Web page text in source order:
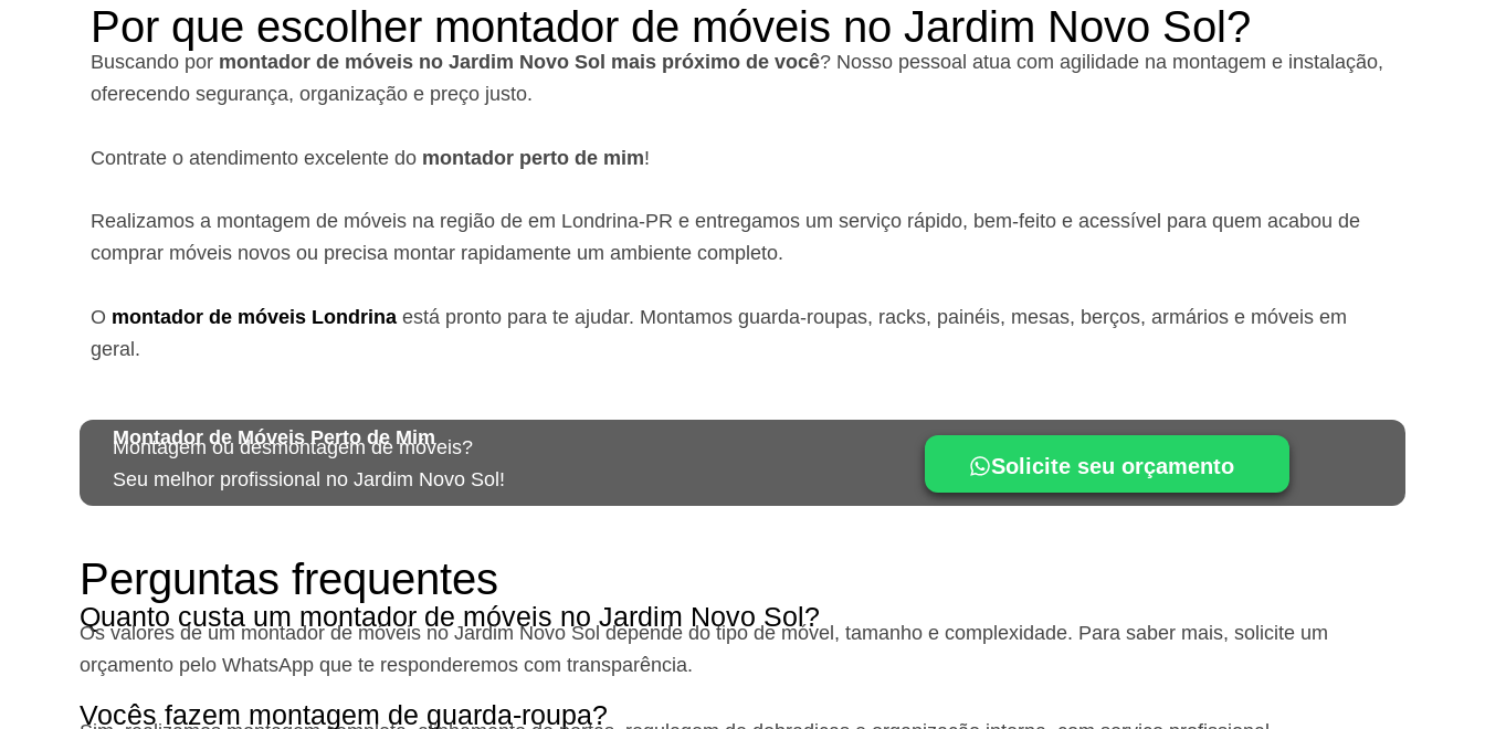
Por que escolher montador de móveis no Jardim Novo Sol?
Buscando por montador de móveis no Jardim Novo Sol mais próximo de você? Nosso pessoal atua com agilidade na montagem e instalação,
oferecendo segurança, organização e preço justo.
Contrate o atendimento excelente do montador perto de mim!
Realizamos a montagem de móveis na região de em Londrina-PR e entregamos um serviço rápido, bem-feito e acessível para quem acabou de
comprar móveis novos ou precisa montar rapidamente um ambiente completo.
O montador de móveis Londrina está pronto para te ajudar. Montamos guarda-roupas, racks, painéis, mesas, berços, armários e móveis em
geral.
Montador de Móveis Perto de Mim
Montagem ou desmontagem de móveis?
Seu melhor profissional no Jardim Novo Sol!
Solicite seu orçamento
Perguntas frequentes
Quanto custa um montador de móveis no Jardim Novo Sol?
Os valores de um montador de móveis no Jardim Novo Soldepende do tipo de móvel, tamanho e complexidade. Para saber mais, solicite um
orçamento pelo WhatsApp que te responderemos com transparência.
Vocês fazem montagem de guarda-roupa?